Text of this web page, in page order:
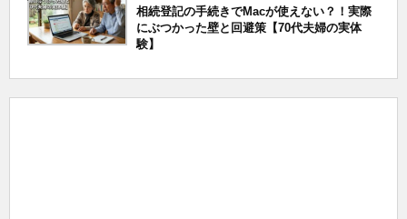
相続登記の手続きでMacが使えない？！実際
にぶつかった壁と回避策【70代夫婦の実体
験】